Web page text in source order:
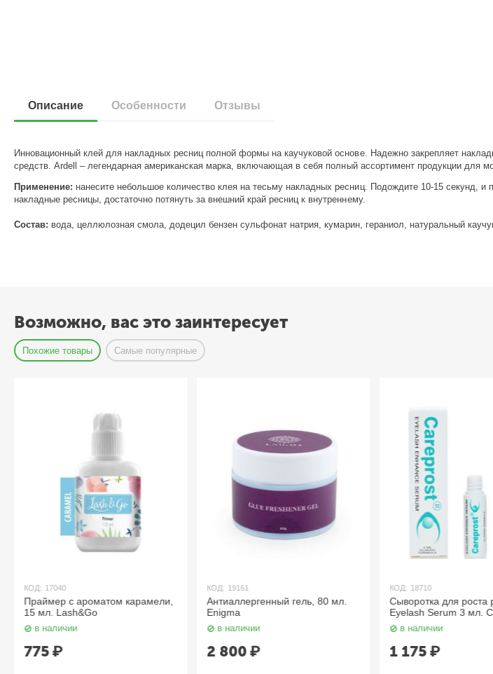
Описание Особенности Отзывы
Инновационный клей для накладных ресниц полной формы на каучуковой основе. Надежно закрепляет
средств. Ardell – легендарная американская марка, включающая в себя полный ассортимент продукции для
Применение: нанесите небольшое количество клея на тесьму накладных ресниц. Подождите 10-15 секунд,
накладные ресницы, достаточно потянуть за внешний край ресниц к внутреннему.
Состав: вода, целлюлозная смола, додецил бензен сульфонат натрия, кумарин, гераниол, натуральный
Возможно, вас это заинтересует
Похожие товары Самые популярные
КОД: 17040
Праймер с ароматом карамели,
15 мл. Lash&Go
в наличии
775₽
КОД: 19161
Антиаллергенный гель, 80 мл.
Enigma
в наличии
2 800 ₽
КОД: 18710
Сыворотка для роста
Eyelash Serum 3 мл.
в наличии
1 175₽